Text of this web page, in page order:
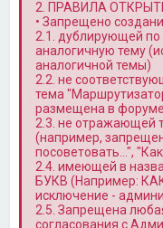
2. ПРАВИЛА
• Запрещено
2.1. дублирующей
аналогичную тему
аналогичной темы)
2.2. не
тема
размещена в форуме
2.3. не отражающей
(например,
посоветовать…",
2.4. имеющей в
БУКВ (Например:
исключение -
2.5. Запрещена
согласования с